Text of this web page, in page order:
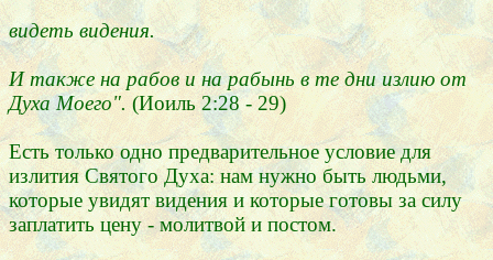
видеть видения.
И также на рабов и на рабынь в те дни излию от
Духа Моего". (Иоиль 2:28 - 29)
Есть только одно предварительное условие для
излития Святого Духа: нам нужно быть людьми,
которые увидят видения и которые готовы за силу
заплатить цену - молитвой и постом.